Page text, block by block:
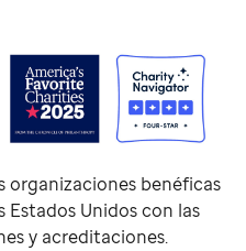
organizaciones benéficas
Estados Unidos con las
y acreditaciones.